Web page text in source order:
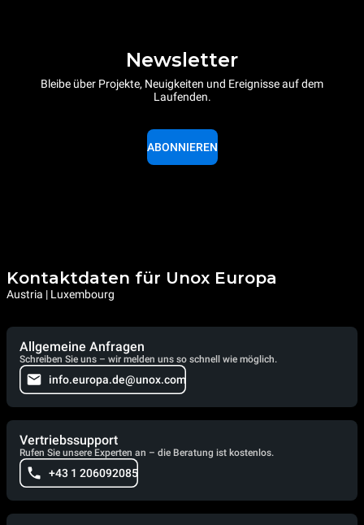
Newsletter
Bleibe über Projekte, Neuigkeiten und Ereignisse auf dem
Laufenden.
ABONNIEREN
Kontaktdaten für Unox Europa
Austria | Luxembourg
Allgemeine Anfragen
Schreiben Sie uns – wir melden uns so schnell wie möglich.
info.europa.de@unox.com
Vertriebssupport
Rufen Sie unsere Experten an – die Beratung ist kostenlos.
+43 1 206092085